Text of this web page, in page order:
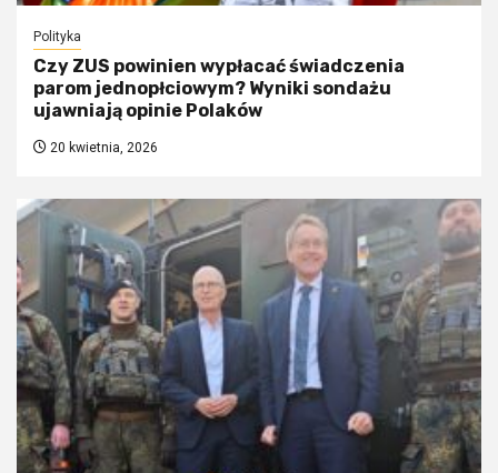
Polityka
Czy ZUS powinien wypłacać świadczenia
parom jednopłciowym? Wyniki sondażu
ujawniają opinie Polaków
20 kwietnia, 2026